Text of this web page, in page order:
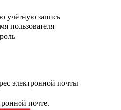
учётную запись
пользователя
электронной почты
почте.